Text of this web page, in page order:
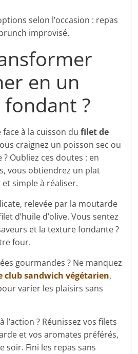
selon l’occasion : repas
improvisé.
en un
?
face à la cuisson dufilet de
craignez un poisson sec ou
Oubliez ces doutes : en
vous obtiendrez un plat
et simple à réaliser.
relevée par la moutarde
d’huile d’olive. Vous sentez
et la texture fondante ?
four.
gourmandes ? Ne manquez
club sandwich végétarien,
varier les plaisirs sans
l’action ? Réunissez vos filets
et vos aromates préférés,
soir. Fini les repas sans